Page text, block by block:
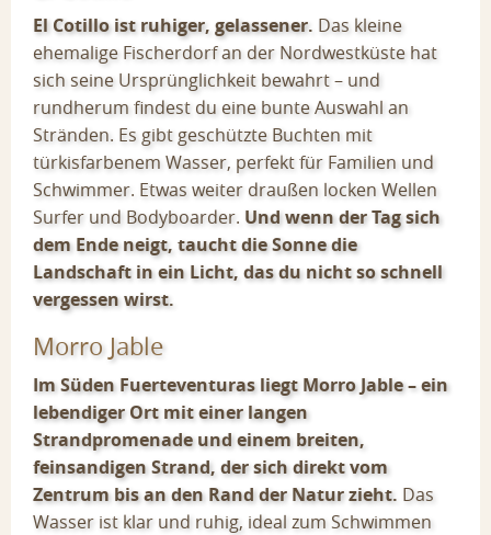
El Cotillo ist ruhiger, gelassener. Das kleine
ehemalige Fischerdorf an der Nordwestküste hat
sich seine Ursprünglichkeit bewahrt – und
rundherum findest du eine bunte Auswahl an
Stränden. Es gibt geschützte Buchten mit
türkisfarbenem Wasser, perfekt für Familien und
Schwimmer. Etwas weiter draußen locken Wellen
Surfer und Bodyboarder. Und wenn der Tag sich
dem Ende neigt, taucht die Sonne die
Landschaft in ein Licht, das du nicht so schnell
vergessen wirst.
Morro Jable
Im Süden Fuerteventuras liegt Morro Jable – ein
lebendiger Ort mit einer langen
Strandpromenade und einem breiten,
feinsandigen Strand, der sich direkt vom
Zentrum bis an den Rand der Natur zieht. Das
Wasser ist klar und ruhig, ideal zum Schwimmen